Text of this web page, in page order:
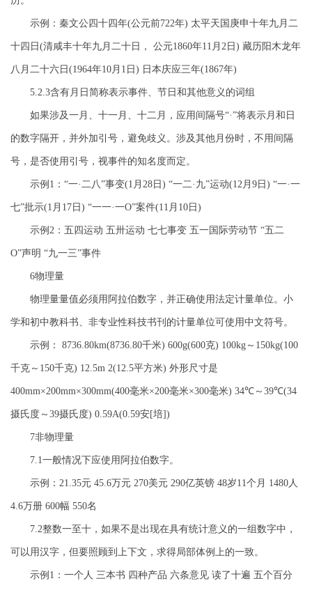
示例：秦文公四十四年(公元前722年) 太平天国庚申十年九月二
十四日(清咸丰十年九月二十日， 公元1860年11月2日) 藏历阳木龙年
八月二十六日(1964年10月1日) 日本庆应三年(1867年)
5.2.3含有月日简称表示事件、节日和其他意义的词组
如果涉及一月、十一月、十二月，应用间隔号“·”将表示月和日
的数字隔开，并外加引号，避免歧义。涉及其他月份时，不用间隔
号，是否使用引号，视事件的知名度而定。
示例1：“一·二八”事变(1月28日) “一二·九”运动(12月9日) “一·一
七”批示(1月17日) “一一·一O”案件(11月10日)
示例2：五四运动 五卅运动 七七事变 五一国际劳动节 “五二
O”声明 “九一三”事件
6物理量
物理量量值必须用阿拉伯数字，并正确使用法定计量单位。小
学和初中教科书、非专业性科技书刊的计量单位可使用中文符号。
示例： 8736.80km(8736.80千米) 600g(600克) 100kg～150kg(100
千克～150千克) 12.5m 2(12.5平方米) 外形尺寸是
400mm×200mm×300mm(400毫米×200毫米×300毫米) 34℃～39℃(34
摄氏度～39摄氏度) 0.59A(0.59安[培])
7非物理量
7.1一般情况下应使用阿拉伯数字。
示例：21.35元 45.6万元 270美元 290亿英镑 48岁11个月 1480人
4.6万册 600幅 550名
7.2整数一至十，如果不是出现在具有统计意义的一组数字中，
可以用汉字，但要照顾到上下文，求得局部体例上的一致。
示例1：一个人 三本书 四种产品 六条意见 读了十遍 五个百分